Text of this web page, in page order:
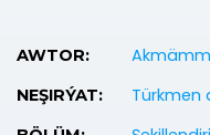
AWTOR:
NEŞIRÝAT: Türkmen